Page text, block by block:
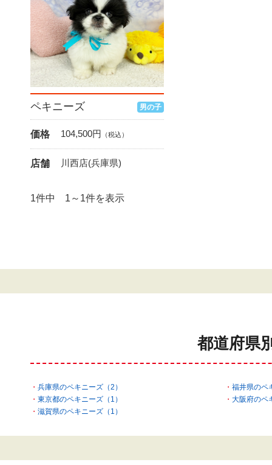
ペキニーズ 男の子
価格 104,500円 （税込）
店舗 川西店(兵庫県)
1件中 1～1件を表示
都道府県
兵庫県のペキニーズ（2）
福井県のペ
東京都のペキニーズ（1）
大阪府のペ
滋賀県のペキニーズ（1）